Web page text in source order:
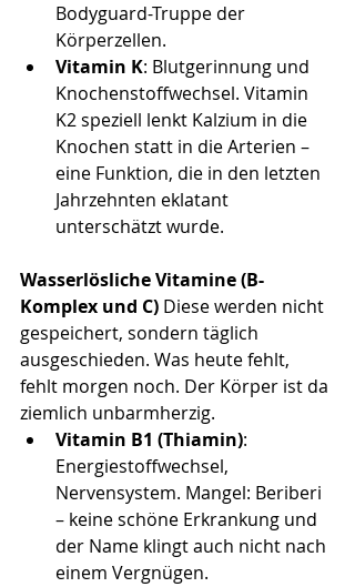
Bodyguard-Truppe der
Körperzellen.
Vitamin K: Blutgerinnung und
Knochenstoffwechsel. Vitamin
K2 speziell lenkt Kalzium in die
Knochen statt in die Arterien –
eine Funktion, die in den letzten
Jahrzehnten eklatant
unterschätzt wurde.
Wasserlösliche Vitamine (B-
Komplex und C) Diese werden nicht
gespeichert, sondern täglich
ausgeschieden. Was heute fehlt,
fehlt morgen noch. Der Körper ist da
ziemlich unbarmherzig.
Vitamin B1 (Thiamin):
Energiestoffwechsel,
Nervensystem. Mangel: Beriberi
– keine schöne Erkrankung und
der Name klingt auch nicht nach
einem Vergnügen.